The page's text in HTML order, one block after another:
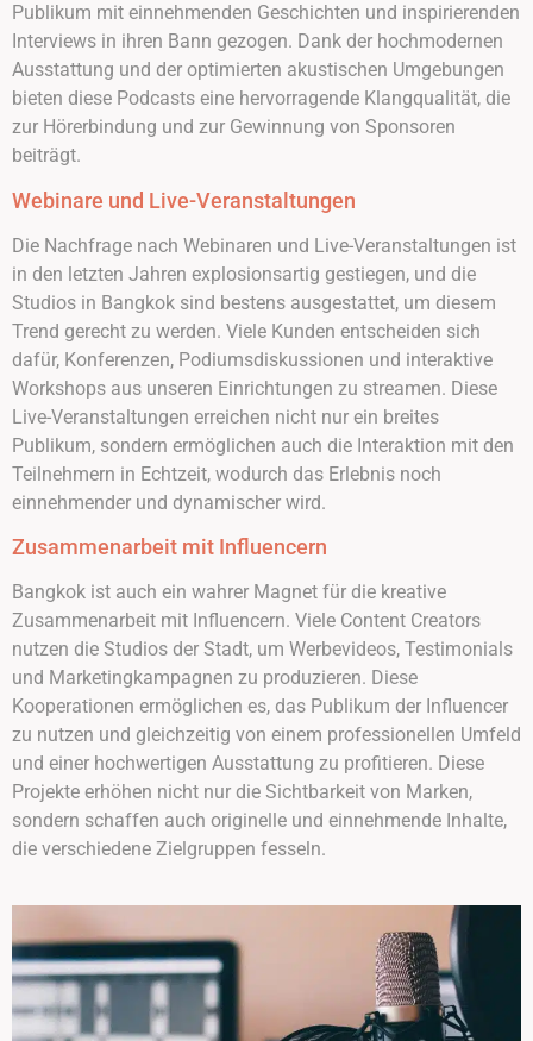
Publikum mit einnehmenden Geschichten und inspirierenden
Interviews in ihren Bann gezogen. Dank der hochmodernen
Ausstattung und der optimierten akustischen Umgebungen
bieten diese Podcasts eine hervorragende Klangqualität, die
zur Hörerbindung und zur Gewinnung von Sponsoren
beiträgt.
Webinare und Live-Veranstaltungen
Die Nachfrage nach Webinaren und Live-Veranstaltungen ist
in den letzten Jahren explosionsartig gestiegen, und die
Studios in Bangkok sind bestens ausgestattet, um diesem
Trend gerecht zu werden. Viele Kunden entscheiden sich
dafür, Konferenzen, Podiumsdiskussionen und interaktive
Workshops aus unseren Einrichtungen zu streamen. Diese
Live-Veranstaltungen erreichen nicht nur ein breites
Publikum, sondern ermöglichen auch die Interaktion mit den
Teilnehmern in Echtzeit, wodurch das Erlebnis noch
einnehmender und dynamischer wird.
Zusammenarbeit mit Influencern
Bangkok ist auch ein wahrer Magnet für die kreative
Zusammenarbeit mit Influencern. Viele Content Creators
nutzen die Studios der Stadt, um Werbevideos, Testimonials
und Marketingkampagnen zu produzieren. Diese
Kooperationen ermöglichen es, das Publikum der Influencer
zu nutzen und gleichzeitig von einem professionellen Umfeld
und einer hochwertigen Ausstattung zu profitieren. Diese
Projekte erhöhen nicht nur die Sichtbarkeit von Marken,
sondern schaffen auch originelle und einnehmende Inhalte,
die verschiedene Zielgruppen fesseln.